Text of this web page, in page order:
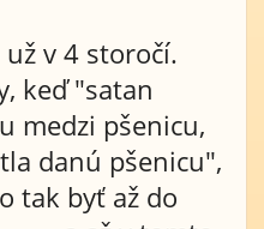
v 4 storočí.
keď "satan
medzi pšenicu,
danú pšenicu",
tak byť až do